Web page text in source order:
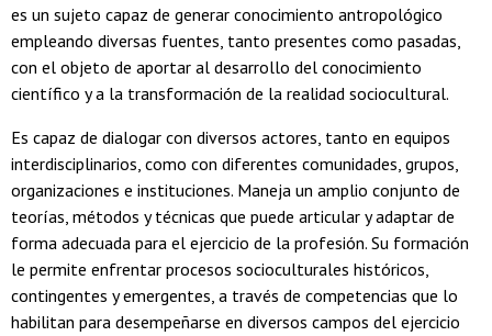
es un sujeto capaz de generar conocimiento antropológico
empleando diversas fuentes, tanto presentes como pasadas,
con el objeto de aportar al desarrollo del conocimiento
científico y a la transformación de la realidad sociocultural.
Es capaz de dialogar con diversos actores, tanto en equipos
interdisciplinarios, como con diferentes comunidades, grupos,
organizaciones e instituciones. Maneja un amplio conjunto de
teorías, métodos y técnicas que puede articular y adaptar de
forma adecuada para el ejercicio de la profesión. Su formación
le permite enfrentar procesos socioculturales históricos,
contingentes y emergentes, a través de competencias que lo
habilitan para desempeñarse en diversos campos del ejercicio